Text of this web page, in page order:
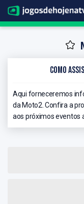
Como
Aqui forneceremos
da Moto2. Confira a
aos próximos eventos